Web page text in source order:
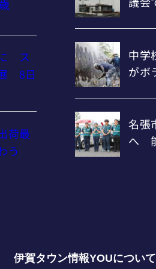
ス
8日
荷最
う
伊賀タウン情報YOUについて